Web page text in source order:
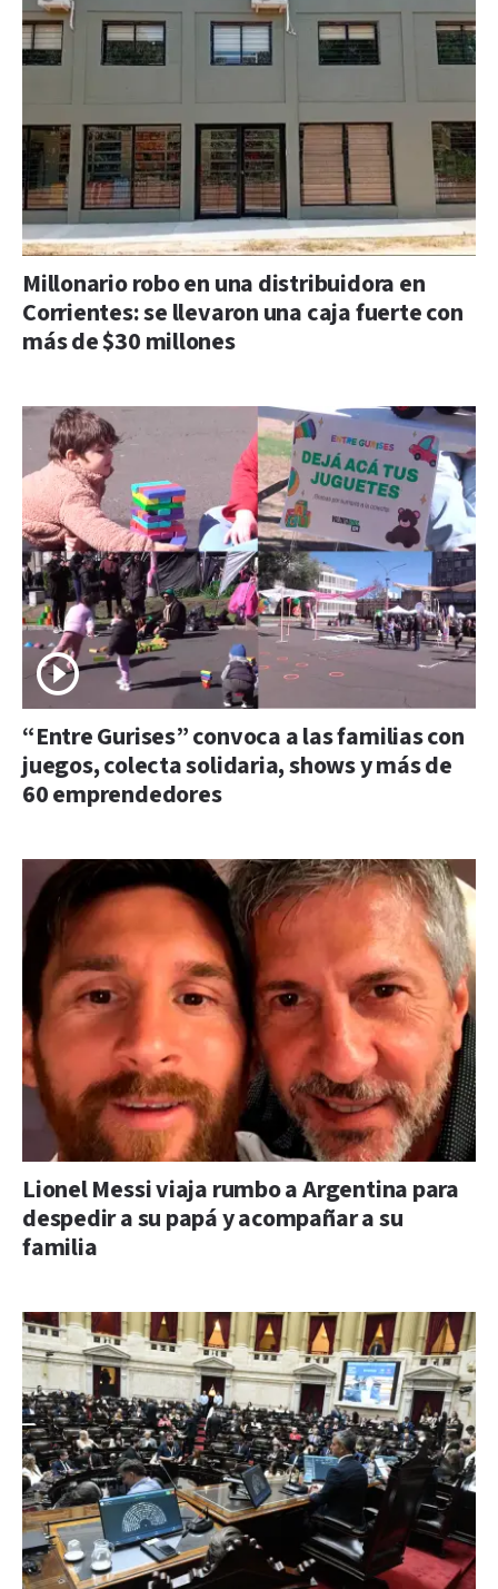
Millonario robo en una distribuidora en
Corrientes: se llevaron una caja fuerte con
más de $30 millones
“Entre Gurises” convoca a las familias con
juegos, colecta solidaria, shows y más de
60 emprendedores
Lionel Messi viaja rumbo a Argentina para
despedir a su papá y acompañar a su
familia